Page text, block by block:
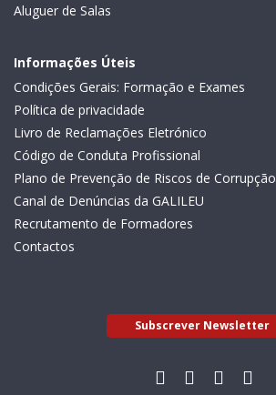
Aluguer de Salas
Informações Úteis
Condições Gerais: Formação e Exames
Política de privacidade
Livro de Reclamações Eletrónico
Código de Conduta Profissional
Plano de Prevenção de Riscos de Corrupção
Canal de Denúncias da GALILEU
Recrutamento de Formadores
Contactos
Subscrever Newsletter